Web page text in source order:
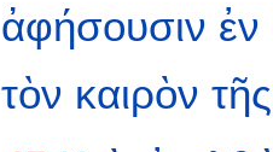
ἀφήσουσιν ἐν
τὸν καιρὸν τῆς